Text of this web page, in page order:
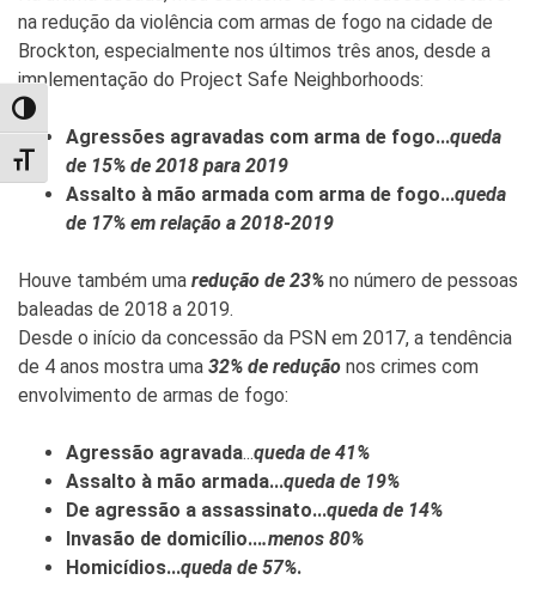
TOGGLE HIGH CONTRAST
TOGGLE FONT SIZE
na redução da violência com armas de fogo na cidade de
Brockton, especialmente nos últimos três anos, desde a
implementação do Project Safe Neighborhoods:
Agressões agravadas com arma de fogo...queda
de 15% de 2018 para 2019
Assalto à mão armada com arma de fogo...queda
de 17% em relação a 2018-2019
Houve também uma redução de 23% no número de pessoas
baleadas de 2018 a 2019.
Desde o início da concessão da PSN em 2017, a tendência
de 4 anos mostra uma 32% de redução nos crimes com
envolvimento de armas de fogo:
Agressão agravada...queda de 41%
Assalto à mão armada...queda de 19%
De agressão a assassinato...queda de 14%
Invasão de domicílio....menos 80%
Homicídios...queda de 57%.